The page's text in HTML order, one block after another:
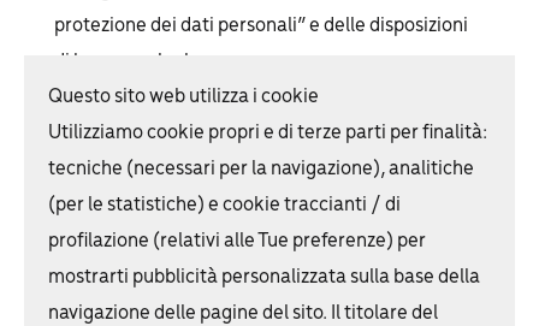
protezione dei dati personali” e delle disposizioni
di legge analoghe.
Scarica il Registro accessi 2022
Scarica il Registro accessi 2021
Servizi
Cerimonia Funebre
Trasporto funebre
Questo sito web utilizza i cookie
Utilizziamo cookie propri e di terze parti per finalità:
tecniche (necessari per la navigazione), analitiche
(per le statistiche) e cookie traccianti / di
profilazione (relativi alle Tue preferenze) per
mostrarti pubblicità personalizzata sulla base della
navigazione delle pagine del sito. Il titolare del